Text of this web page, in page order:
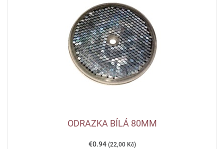
ODRAZKA BÍLÁ 80MM
€0.94 (22,00 Kč)